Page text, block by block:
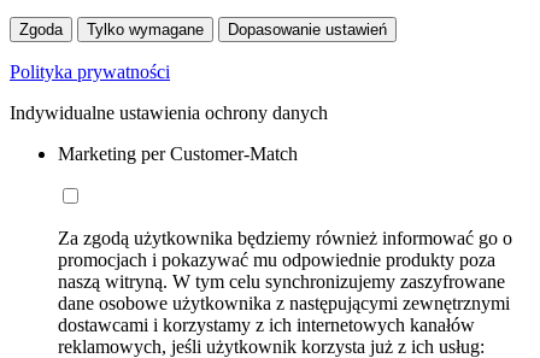
Zgoda Tylko wymagane Dopasowanie ustawień
Polityka prywatności
Indywidualne ustawienia ochrony danych
Marketing per Customer-Match
Za zgodą użytkownika będziemy również informować go o
promocjach i pokazywać mu odpowiednie produkty poza
naszą witryną. W tym celu synchronizujemy zaszyfrowane
dane osobowe użytkownika z następującymi zewnętrznymi
dostawcami i korzystamy z ich internetowych kanałów
reklamowych, jeśli użytkownik korzysta już z ich usług: